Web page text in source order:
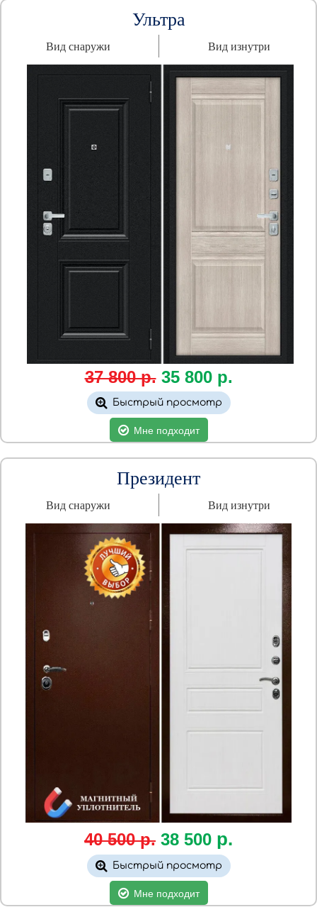
Ультра
Вид снаружи Вид изнутри
37 800 р. 35 800 р.
Быстрый просмотр
Мне подходит
Президент
Вид снаружи Вид изнутри
40 500 р. 38 500 р.
Быстрый просмотр
Мне подходит